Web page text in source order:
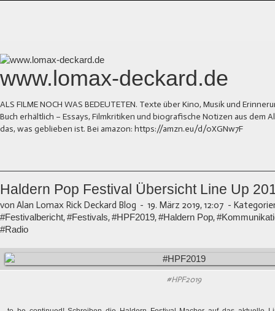
www.lomax-deckard.de
ALS FILME NOCH WAS BEDEUTETEN. Texte über Kino, Musik und
Buch erhältlich – Essays, Filmkritiken und biografische Notizen aus dem
das, was geblieben ist. Bei amazon: https://amzn.eu/d/0XGNw7F
Haldern Pop Festival Übersicht Line Up
von Alan Lomax Rick Deckard Blog - 19. März 2019, 12:07 -
#Festivalbericht,#Festivals,#HPF2019,#Haldern Pop,
#Radio
#HPF2019